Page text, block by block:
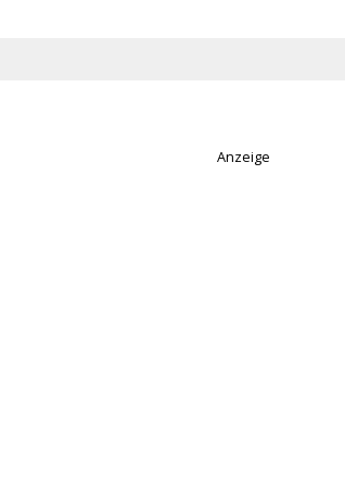
Anzeige